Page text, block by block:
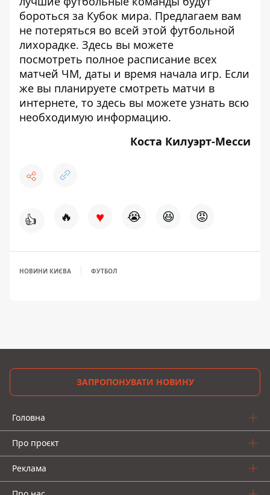
бороться за Кубок мира. Предлагаем вам
не потеряться во всей этой футбольной
лихорадке. Здесь вы можете
посмотреть полное расписание всех
матчей ЧМ, даты и время начала игр. Если
же вы планируете смотреть матчи в
интернете, то здесь вы можете узнать всю
необходимую информацию.
Коста Килуэрт-Месси
👍 🔥 ♥ 😭 😆 😡
НОВИНИ КИЄВА ФУТБОЛ
ЗАПРОПОНУВАТИ НОВИНУ
Головна
Про проєкт
Реклама